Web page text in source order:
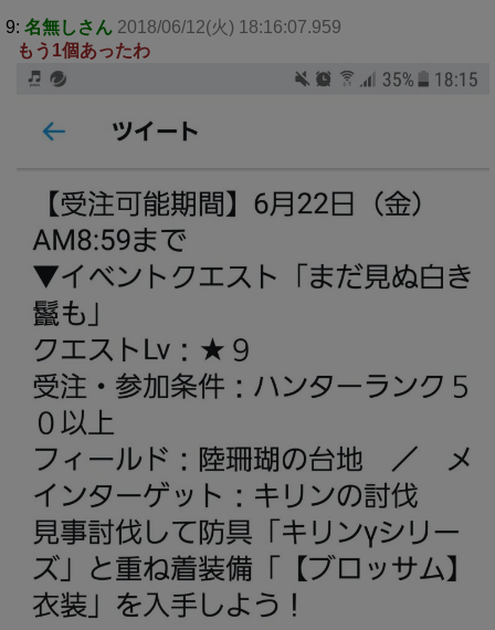
9: 名無しさん 2018/06/12(火) 18:16:07.959
もう1個あったわ